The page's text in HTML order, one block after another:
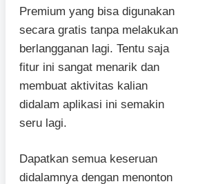
Premium yang bisa digunakan
secara gratis tanpa melakukan
berlangganan lagi. Tentu saja
fitur ini sangat menarik dan
membuat aktivitas kalian
didalam aplikasi ini semakin
seru lagi.
Dapatkan semua keseruan
didalamnya dengan menonton